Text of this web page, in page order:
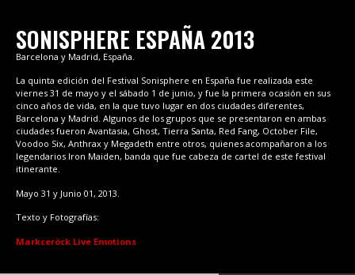
SONISPHERE ESPAÑA 2013
Barcelona y Madrid, España.
La quinta edición del Festival Sonisphere en España fue realizada este
viernes 31 de mayo y el sábado 1 de junio, y fue la primera ocasión en sus
cinco años de vida, en la que tuvo lugar en dos ciudades diferentes,
Barcelona y Madrid. Algunos de los grupos que se presentaron en ambas
ciudades fueron Avantasia, Ghost, Tierra Santa, Red Fang, October File,
Voodoo Six, Anthrax y Megadeth entre otros, quienes acompañaron a los
legendarios Iron Maiden, banda que fue cabeza de cartel de este festival
itinerante.
Mayo 31 y Junio 01, 2013.
Texto y Fotografías:
Markceröck Live Emotions